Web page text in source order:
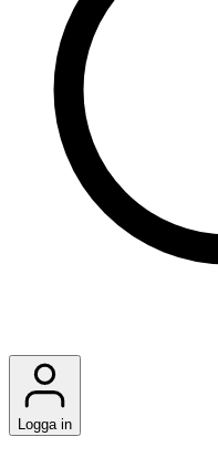
Logga in